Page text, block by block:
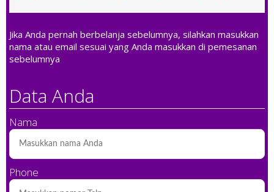
Jika Anda pernah berbelanja sebelumnya, silahkan masukkan
nama atau email sesuai yang Anda masukkan di pemesanan
sebelumnya
Data Anda
Nama
Phone